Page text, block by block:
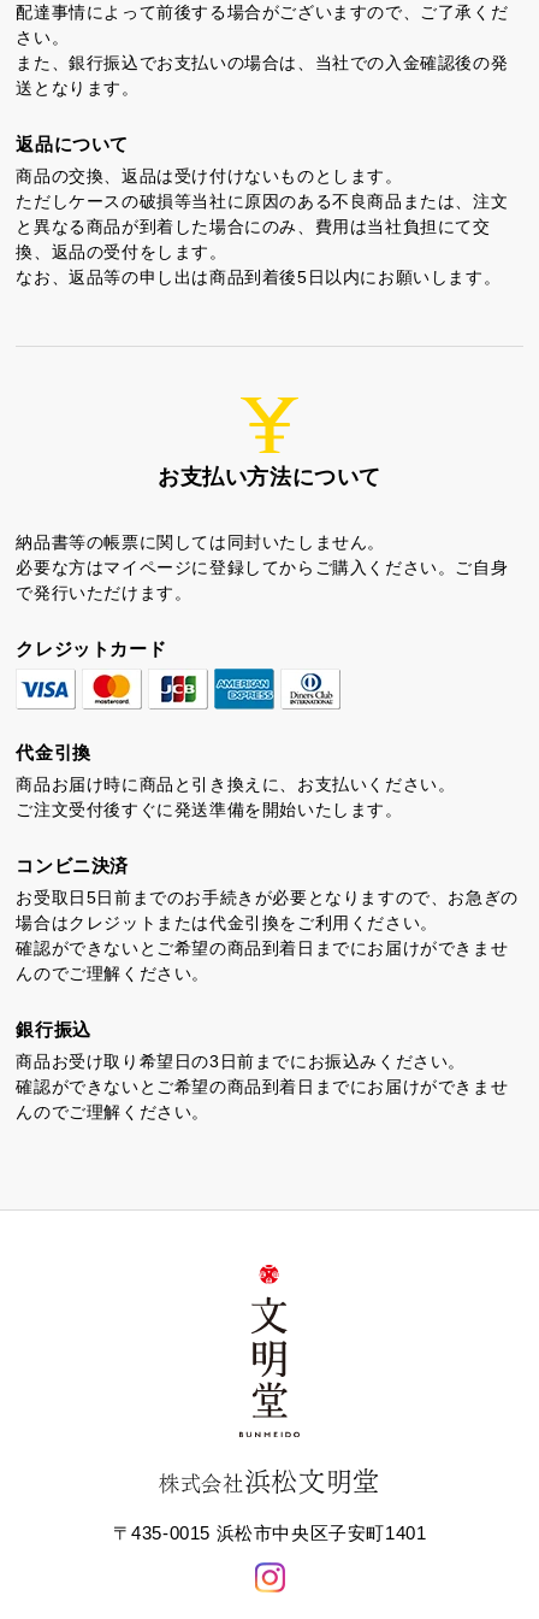
ちゃころん お茶の子 虎とら
浜松しんふぉにー
プライバシーポリシー
配達事情によって前後する場合がございますので、ご了承くだ
さい。
また、銀行振込でお支払いの場合は、当社での入金確認後の発
送となります。
返品について
商品の交換、返品は受け付けないものとします。
ただしケースの破損等当社に原因のある不良商品または、注文
と異なる商品が到着した場合にのみ、費用は当社負担にて交
換、返品の受付をします。
なお、返品等の申し出は商品到着後5日以内にお願いします。
お支払い方法について
納品書等の帳票に関しては同封いたしません。
必要な方はマイページに登録してからご購入ください。ご自身
で発行いただけます。
クレジットカード
代金引換
商品お届け時に商品と引き換えに、お支払いください。
ご注文受付後すぐに発送準備を開始いたします。
コンビニ決済
お受取日5日前までのお手続きが必要となりますので、お急ぎの
場合はクレジットまたは代金引換をご利用ください。
確認ができないとご希望の商品到着日までにお届けができませ
んのでご理解ください。
銀行振込
商品お受け取り希望日の3日前までにお振込みください。
確認ができないとご希望の商品到着日までにお届けができませ
んのでご理解ください。
株式会社浜松文明堂
〒435-0015 浜松市中央区子安町1401